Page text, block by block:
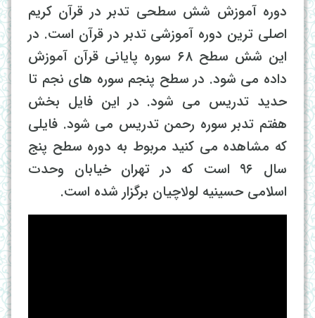
دوره آموزش شش سطحی تدبر در قرآن کریم
اصلی ترین دوره آموزشی تدبر در قرآن است. در
این شش سطح ۶۸ سوره پایانی قرآن آموزش
داده می شود. در سطح پنجم سوره های نجم تا
حدید تدریس می شود. در این فایل بخش
هفتم تدبر سوره رحمن تدریس می شود. فایلی
که مشاهده می کنید مربوط به دوره سطح پنج
سال ۹۶ است که در تهران خیابان وحدت
اسلامی حسینیه لولاچیان برگزار شده است.